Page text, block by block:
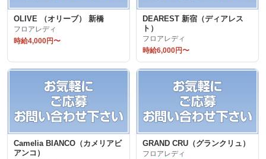
OLIVE （オリーブ） 新橋
フロアレディ
時給4,000円〜
DEAREST 新宿（ディアレス
ト）
フロアレディ
時給6,000円〜
Camelia BIANCO（カメリアビ
アンコ）
GRAND CRU（グランクリュ）
フロアレディ